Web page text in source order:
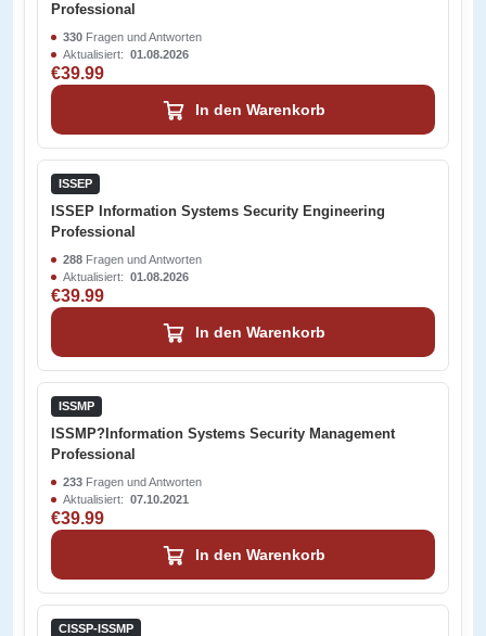
Professional
330 Fragen und Antworten
Aktualisiert: 01.08.2026
€39.99
In den Warenkorb
ISSEP
ISSEP Information Systems Security Engineering
Professional
288 Fragen und Antworten
Aktualisiert: 01.08.2026
€39.99
In den Warenkorb
ISSMP
ISSMP?Information Systems Security Management
Professional
233 Fragen und Antworten
Aktualisiert: 07.10.2021
€39.99
In den Warenkorb
CISSP-ISSMP